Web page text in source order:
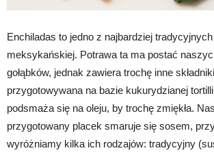
Enchiladas to jedno z najbardziej
meksykańskiej. Potrawa ta ma postać
gołąbków, jednak zawiera trochę inne
przygotowywana na bazie kukurydzianej
podsmaża się na oleju, by trochę zmiękła.
przygotowany placek smaruje się sosem,
wyróżniamy kilka ich rodzajów: tradycyjny